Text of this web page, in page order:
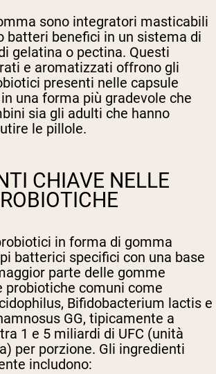
sono integratori masticabili
batteri benefici in un sistema di
gelatina o pectina. Questi
e aromatizzati offrono gli
presenti nelle capsule
una forma più gradevole che
sia gli adulti che hanno
le pillole.
CHIAVE NELLE
in forma di gomma
batterici specifici con una base
parte delle gomme
probiotiche comuni come
Bifidobacterium lactis e
GG, tipicamente a
1 e 5 miliardi di UFC (unità
per porzione. Gli ingredienti
includono: